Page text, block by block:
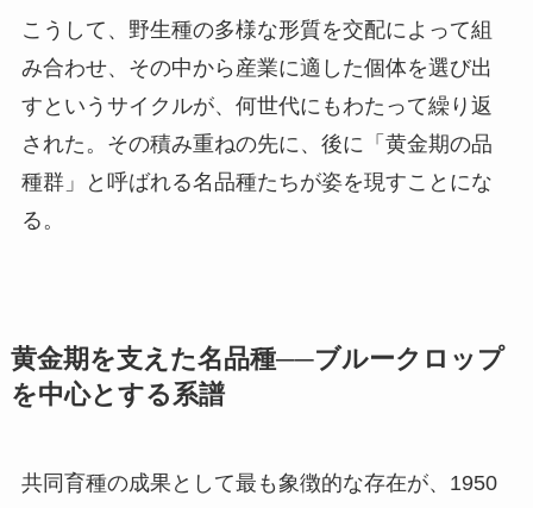
こうして、野生種の多様な形質を交配によって組
み合わせ、その中から産業に適した個体を選び出
すというサイクルが、何世代にもわたって繰り返
された。その積み重ねの先に、後に「黄金期の品
種群」と呼ばれる名品種たちが姿を現すことにな
る。
黄金期を支えた名品種──ブルークロップ
を中心とする系譜
共同育種の成果として最も象徴的な存在が、1950